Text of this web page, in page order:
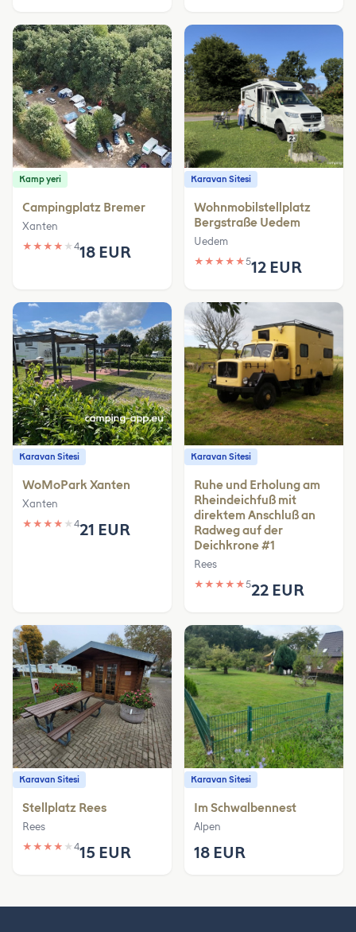
Kamp yeri
Campingplatz Bremer
Xanten
★ ★ ★ ★ ★ 418 EUR
Karavan Sitesi
Wohnmobilstellplatz
Bergstraße Uedem
Uedem
★ ★ ★ ★ ★512 EUR
Karavan Sitesi
WoMoPark Xanten
Xanten
★ ★ ★ ★ ★ 421 EUR
Karavan Sitesi
Ruhe und Erholung am
Rheindeichfuß mit
direktem Anschluß an
Radweg auf der
Deichkrone #1
Rees
★ ★ ★ ★ ★522 EUR
Karavan Sitesi
Stellplatz Rees
Rees
★ ★ ★ ★ ★ 415 EUR
Karavan Sitesi
Im Schwalbennest
Alpen
18 EUR